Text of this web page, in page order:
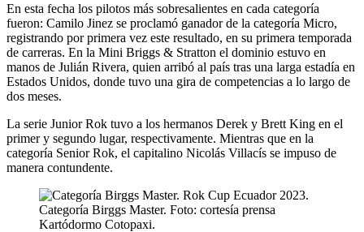
En esta fecha los pilotos más sobresalientes en cada categoría
fueron: Camilo Jinez se proclamó ganador de la categoría Micro,
registrando por primera vez este resultado, en su primera temporada
de carreras. En la Mini Briggs & Stratton el dominio estuvo en
manos de Julián Rivera, quien arribó al país tras una larga estadía en
Estados Unidos, donde tuvo una gira de competencias a lo largo de
dos meses.
La serie Junior Rok tuvo a los hermanos Derek y Brett King en el
primer y segundo lugar, respectivamente. Mientras que en la
categoría Senior Rok, el capitalino Nicolás Villacís se impuso de
manera contundente.
Categoría Birggs Master. Foto: cortesía prensa
Kartódormo Cotopaxi.